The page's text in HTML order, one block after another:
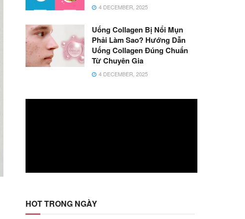
4 DECEMBER, 2025
Uống Collagen Bị Nổi Mụn
Phải Làm Sao? Hướng Dẫn
Uống Collagen Đúng Chuẩn
Từ Chuyên Gia
4 DECEMBER, 2025
HOT TRONG NGÀY